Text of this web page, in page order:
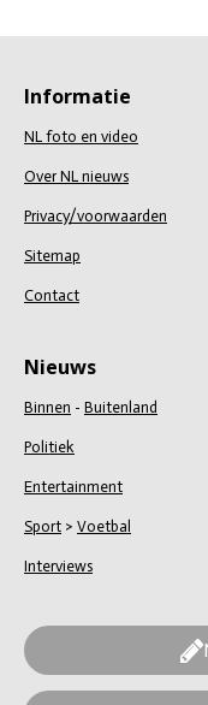
Informatie
NL foto en video
Over NL nieuws
Privacy/voorwaarden
Sitemap
Contact
Nieuws
Binnen - Buitenland
Politiek
Entertainment
Sport > Voetbal
Interviews